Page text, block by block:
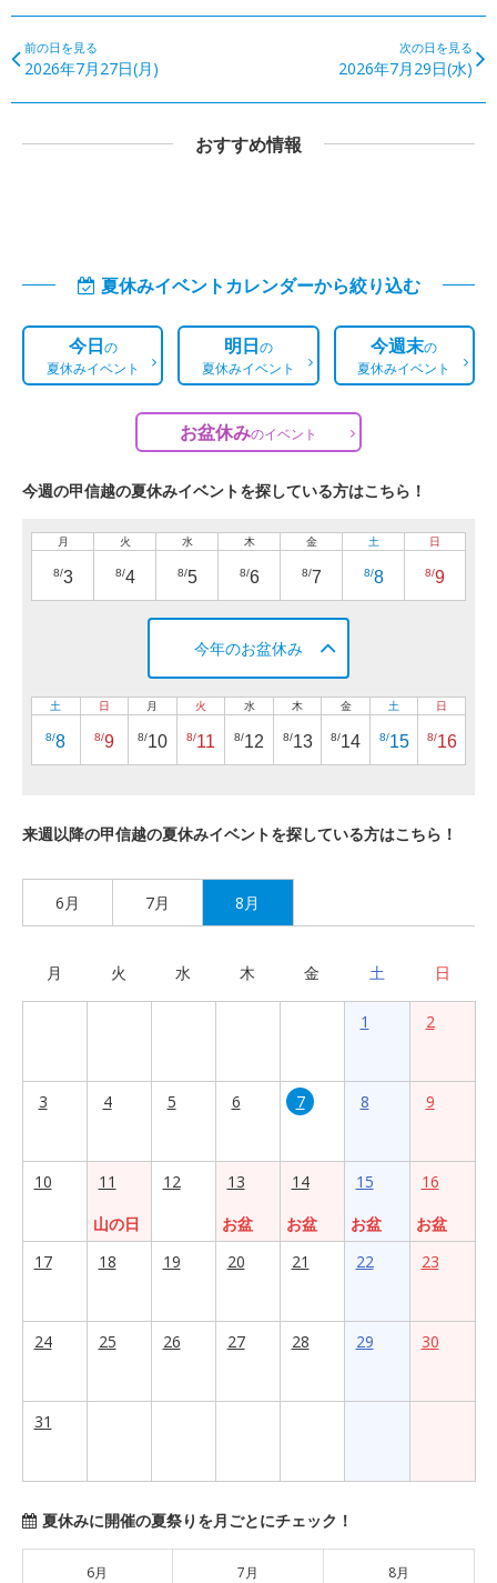
前の日を見る
2026年7月27日(月)
次の日を見る
2026年7月29日(水)
おすすめ情報
夏休みイベントカレンダーから絞り込む
今日の
夏休みイベント
明日の
夏休みイベント
今週末の
夏休みイベント
お盆休みのイベント
今週の甲信越の夏休みイベントを探している方はこちら！
月
8/3
火
8/4
水
8/5
木
8/6
金
8/7
土
8/8
日
8/9
今年のお盆休み
土
8/8
日
8/9
月
8/10
火
8/11
水
8/12
木
8/13
金
8/14
土
8/15
日
8/16
来週以降の甲信越の夏休みイベントを探している方はこちら！
6月 7月 8月
月 火 水 木 金 土 日
1 2
3 4 5 6 7 8 9
10
11
山の日
12
13
お盆
14
お盆
15
お盆
16
お盆
17
18 19 20 21 22 23
24 25 26 27 28 29 30
31
夏休みに開催の夏祭りを月ごとにチェック！
6月 7月 8月